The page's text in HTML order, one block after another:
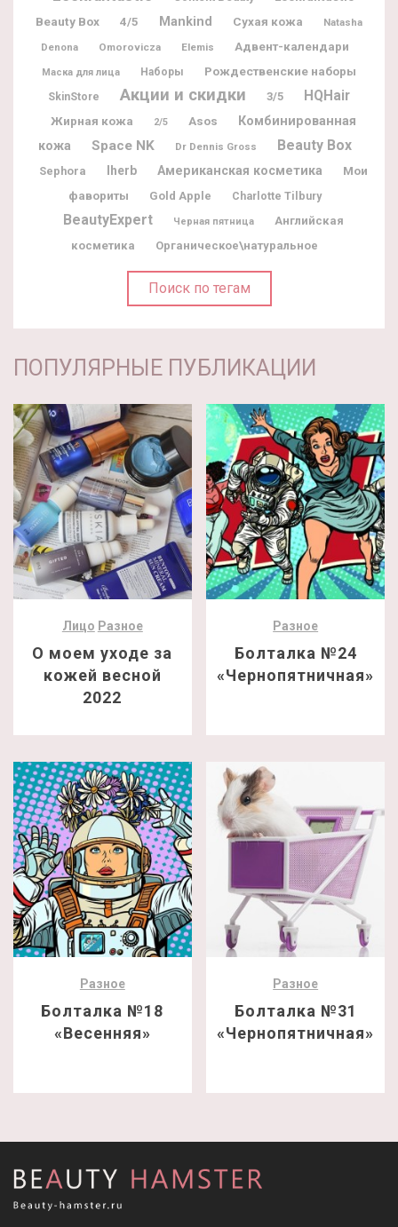
Beauty Box
4/5 Mankind Сухая кожа
Natasha
Denona
Omorovicza Elemis Адвент-календари
Маска для лица Наборы Рождественские наборы
SkinStore Акции и скидки 3/5 HQHair
Жирная кожа 2/5 Asos
Комбинированная
кожа
Space NK Dr Dennis Gross Beauty Box
Sephora Iherb Американская косметика
Мои
фавориты
Gold Apple Charlotte Tilbury
BeautyExpert Черная пятница
Английская
косметика
Органическое\натуральное
Поиск по тегам
ПОПУЛЯРНЫЕ ПУБЛИКАЦИИ
Лицо Разное
О моем уходе за
кожей весной
2022
Разное
Болталка №24
«Чернопятничная»
Разное
Болталка №18
«Весенняя»
Разное
Болталка №31
«Чернопятничная»